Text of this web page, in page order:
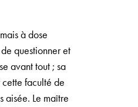
à dose
questionner et
avant tout ; sa
cette faculté de
aisée. Le maître